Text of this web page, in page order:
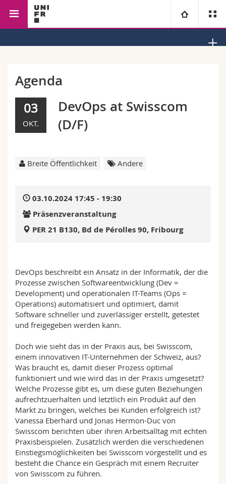
Campus
Forschung
Theologische Fak.
Rechtswissenschaftliche Fak.
Math.-Nat. und Med. Fak.
Informationen für
Studieninteressierte
Mitarbeitende
Ressourcen
Webmail
MyUnifr
Fakultät der Wirtschafts- und Sozialwissenschaften
Agenda
03
OKT.
DevOps at Swisscom
(D/F)
Breite Öffentlichkeit Andere
03.10.2024 17:45 - 19:30
Präsenzveranstaltung
PER 21 B130, Bd de Pérolles 90, Fribourg
DevOps beschreibt ein Ansatz in der Informatik, der die
Prozesse zwischen Softwareentwicklung (Dev =
Development) und operationalen IT-Teams (Ops =
Operations) automatisiert und optimiert, damit
Software schneller und zuverlässiger erstellt, getestet
und freigegeben werden kann.
Doch wie sieht das in der Praxis aus, bei Swisscom,
einem innovativen IT-Unternehmen der Schweiz, aus?
Was braucht es, damit dieser Prozess optimal
funktioniert und wie wird das in der Praxis umgesetzt?
Welche Prozesse gibt es, um diese guten Beziehungen
aufrechtzuerhalten und letztlich ein Produkt auf den
Markt zu bringen, welches bei Kunden erfolgreich ist?
Vanessa Eberhard und Jonas Hermon-Duc von
Swisscom berichten über ihren Arbeitsalltag mit echten
Praxisbeispielen. Zusätzlich werden die verschiedenen
Einstiegsmöglichkeiten bei Swisscom vorgestellt und es
besteht die Chance ein Gespräch mit einem Recruiter
von Swisscom zu führen.